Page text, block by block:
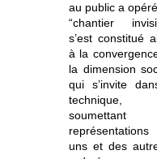
au public a
“chantier
s’est constitué
à la
la dimension
qui s’invite
technique,
soumettant
représentations
uns et des